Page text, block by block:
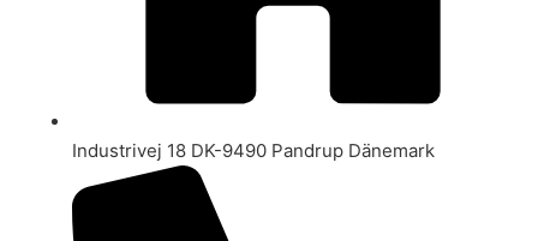
Industrivej 18 DK-9490 Pandrup Dänemark